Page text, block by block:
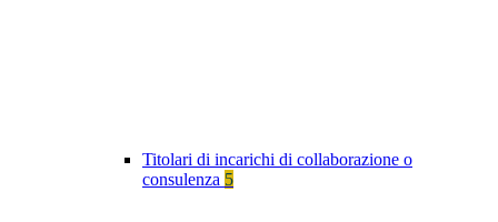
Titolari di incarichi di collaborazione o
consulenza 5